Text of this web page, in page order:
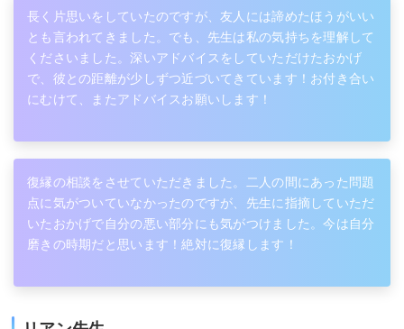
長く片思いをしていたのですが、友人には諦めたほうがいい
とも言われてきました。でも、先生は私の気持ちを理解して
くださいました。深いアドバイスをしていただけたおかげ
で、彼との距離が少しずつ近づいてきています！お付き合い
にむけて、またアドバイスお願いします！
復縁の相談をさせていただきました。二人の間にあった問題
点に気がついていなかったのですが、先生に指摘していただ
いたおかげで自分の悪い部分にも気がつけました。今は自分
磨きの時期だと思います！絶対に復縁します！